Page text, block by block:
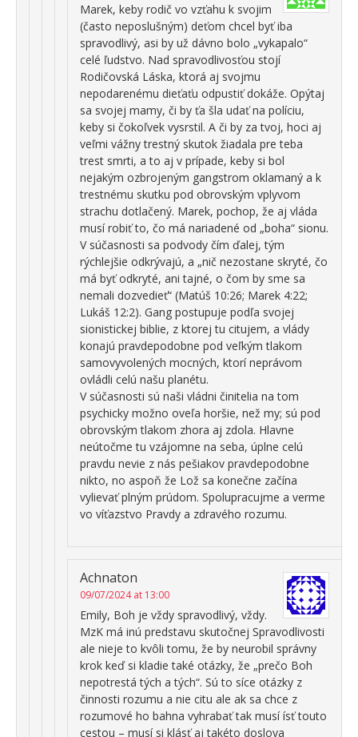
Marek, keby rodič vo vzťahu k svojim
(často neposlušným) deťom chcel byť iba
spravodlivý, asi by už dávno bolo „vykapalo“
celé ľudstvo. Nad spravodlivosťou stojí
Rodičovská Láska, ktorá aj svojmu
nepodarenému dieťaťu odpustiť dokáže. Opýtaj
sa svojej mamy, či by ťa šla udať na políciu,
keby si čokoľvek vysrstil. A či by za tvoj, hoci aj
veľmi vážny trestný skutok žiadala pre teba
trest smrti, a to aj v prípade, keby si bol
nejakým ozbrojeným gangstrom oklamaný a k
trestnému skutku pod obrovským vplyvom
strachu dotlačený. Marek, pochop, že aj vláda
musí robiť to, čo má nariadené od „boha“ sionu.
V súčasnosti sa podvody čím ďalej, tým
rýchlejšie odkrývajú, a „nič nezostane skryté, čo
má byť odkryté, ani tajné, o čom by sme sa
nemali dozvedieť“ (Matúš 10:26; Marek 4:22;
Lukáš 12:2). Gang postupuje podľa svojej
sionistickej biblie, z ktorej tu citujem, a vlády
konajú pravdepodobne pod veľkým tlakom
samovyvolených mocných, ktorí neprávom
ovládli celú našu planétu.
V súčasnosti sú naši vládni činitelia na tom
psychicky možno oveľa horšie, než my; sú pod
obrovským tlakom zhora aj zdola. Hlavne
neútočme tu vzájomne na seba, úplne celú
pravdu nevie z nás pešiakov pravdepodobne
nikto, no aspoň že Lož sa konečne začína
vylievať plným prúdom. Spolupracujme a verme
vo víťazstvo Pravdy a zdravého rozumu.
Achnaton
09/07/2024 at 13:00
Emily, Boh je vždy spravodlivý, vždy.
MzK má inú predstavu skutočnej Spravodlivosti
ale nieje to kvôli tomu, že by neurobil správny
krok keď si kladie také otázky, že „prečo Boh
nepotrestá tých a tých“. Sú to síce otázky z
činnosti rozumu a nie citu ale ak sa chce z
rozumové ho bahna vyhrabať tak musí ísť touto
cestou – musí si klásť aj takéto doslova